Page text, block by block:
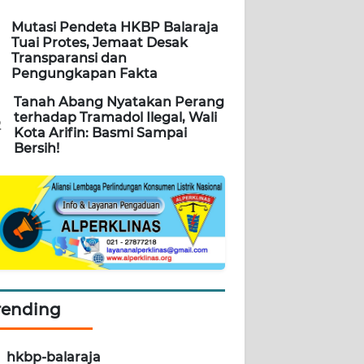
Mutasi Pendeta HKBP Balaraja
Tuai Protes, Jemaat Desak
Transparansi dan
Pengungkapan Fakta
Tanah Abang Nyatakan Perang
terhadap Tramadol Ilegal, Wali
Kota Arifin: Basmi Sampai
Bersih!
hkbp-balaraja